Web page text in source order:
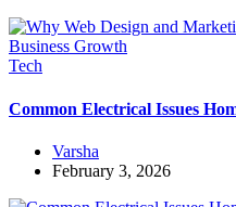
Tech
Common Electrical Issues
Varsha
February 3, 2026